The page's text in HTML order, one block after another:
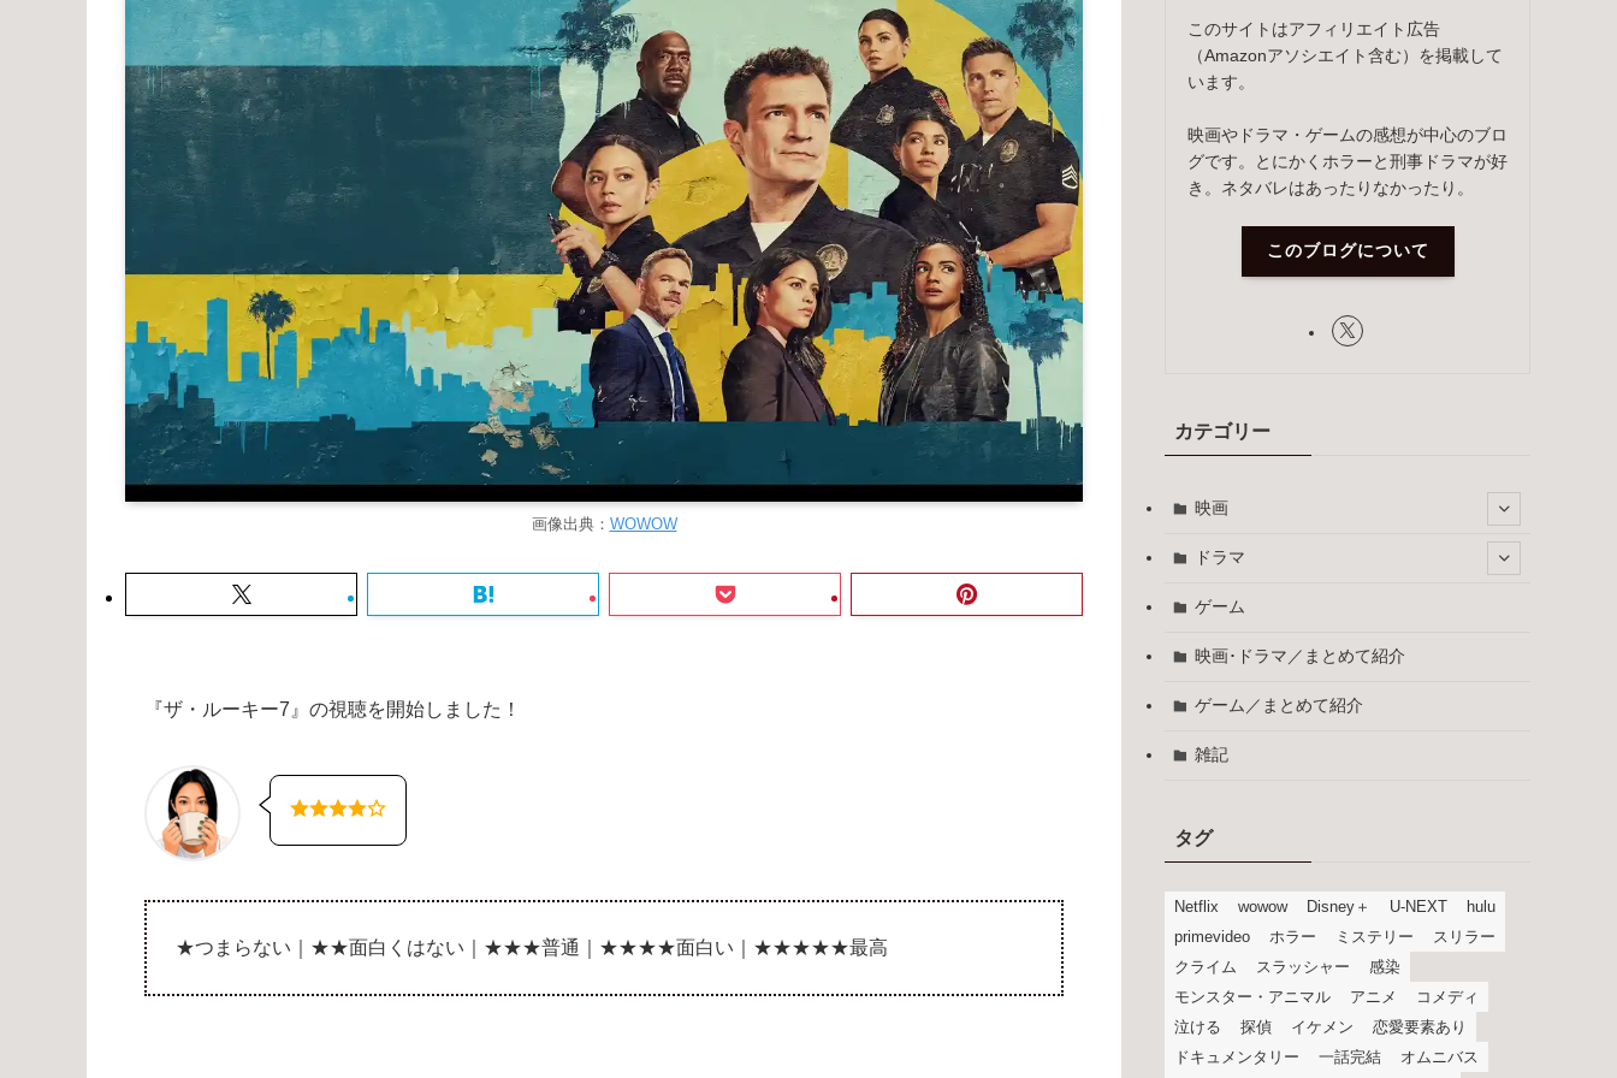
画像出典： WOWOW
『ザ・ルーキー7』の視聴を開始しました！
★つまらない｜★★面白くはない｜★★★普通｜★★★★面白い｜★★★★★最高
このサイトはアフィリエイト広告
（Amazonアソシエイト含む）を掲載して
います。
映画やドラマ・ゲームの感想が中心のブロ
グです。とにかくホラーと刑事ドラマが好
き。ネタバレはあったりなかったり。
このブログについて
カテゴリー
映画
ドラマ
ゲーム
映画･ドラマ／まとめて紹介
ゲーム／まとめて紹介
雑記
タグ
Netflix wowow Disney＋ U-NEXT
hulu
primevideo
ホラー ミステリー
スリラー
クライム
スラッシャー
感染
モンスター・アニマル
アニメ
コメディ
泣ける
探偵 イケメン
恋愛要素あり
ドキュメンタリー
一話完結
オムニバス